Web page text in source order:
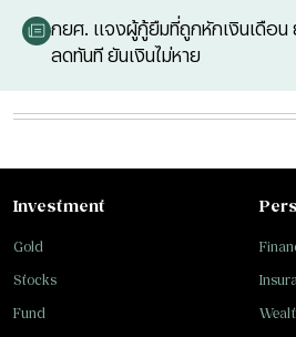
กยศ. แจงผู้กู้ยืมที่ถูกหักเงินเดือน
ลดทันที ยันเงินไม่หาย
Investment
Gold
Stocks
Fund